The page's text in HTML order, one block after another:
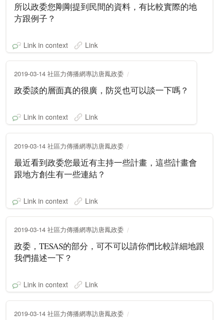
所以政委您剛剛提到民間的資料，有比較實際的地
方跟例子？
Link in context Link
2019-03-14 社區力傳播網專訪唐鳳政委
政委談的層面真的很廣，防災也可以談一下嗎？
Link in context Link
2019-03-14 社區力傳播網專訪唐鳳政委
最近看到政委您最近有主持一些計畫，這些計畫會
跟地方創生有一些連結？
Link in context Link
2019-03-14 社區力傳播網專訪唐鳳政委
政委，TESAS的部分，可不可以請你們比較詳細地跟
我們描述一下？
Link in context Link
2019-03-14 社區力傳播網專訪唐鳳政委